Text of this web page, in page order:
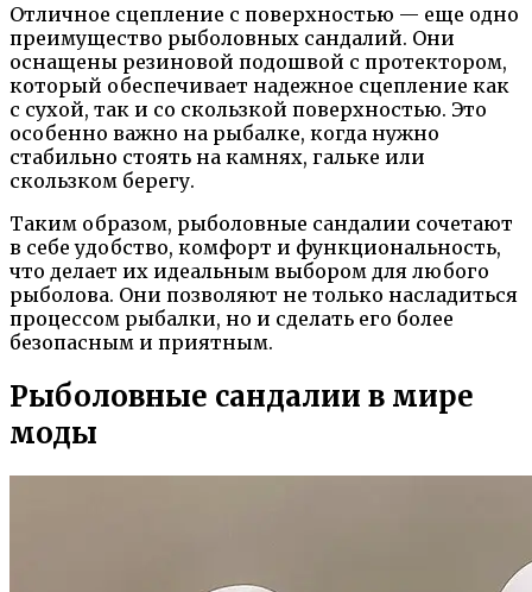
Отличное сцепление с поверхностью — еще одно
преимущество рыболовных сандалий. Они
оснащены резиновой подошвой с протектором,
который обеспечивает надежное сцепление как
с сухой, так и со скользкой поверхностью. Это
особенно важно на рыбалке, когда нужно
стабильно стоять на камнях, гальке или
скользком берегу.
Таким образом, рыболовные сандалии сочетают
в себе удобство, комфорт и функциональность,
что делает их идеальным выбором для любого
рыболова. Они позволяют не только насладиться
процессом рыбалки, но и сделать его более
безопасным и приятным.
Рыболовные сандалии в мире
моды